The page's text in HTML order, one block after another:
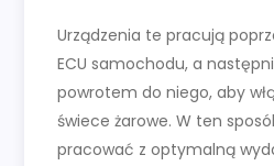
Urządzenia te pracują
ECU samochodu, a
powrotem do niego, aby
świece żarowe. W ten
pracować z optymalną